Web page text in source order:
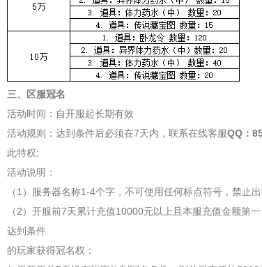
三、区服冠名
活动时间：自开服起长期有效
活动规则：达到条件后必须在7天内，联系在线客服QQ：
此特权;
活动说明：
（1）服务器名称1-4个字，不可使用任何标点符号，禁
（2）开服前7天累计充值10000元以上且本服充值金额第
达到条件
的玩家获得冠名权；